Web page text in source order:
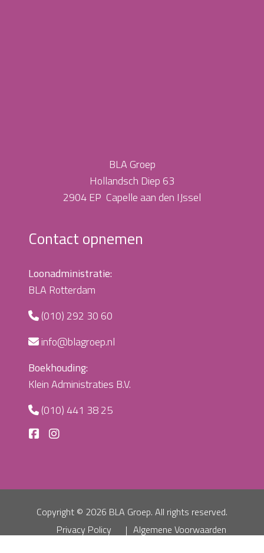
BLA Groep
Hollandsch Diep 63
2904 EP Capelle aan den IJssel
Contact opnemen
Loonadministratie:
BLA Rotterdam
(010) 292 30 60
info@blagroep.nl
Boekhouding:
Klein Administraties B.V.
(010) 441 38 25
Copyright © 2026 BLA Groep. All rights reserved.
Privacy Policy
Algemene Voorwaarden